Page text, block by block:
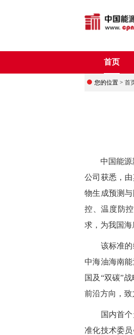
首页
您的位置 > 首
中国能源
公司 获悉，
物生成预测
控、温度防
求，为我国海
该标准的编
中海油海南
国及“双碳”
前沿方向，致
国内首个天
准化技术委